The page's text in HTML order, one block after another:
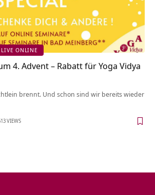
LIVE ONLINE
4. Advent – Rabatt für Yoga Vidya
brennt. Und schon sind wir bereits wieder
VIEWS